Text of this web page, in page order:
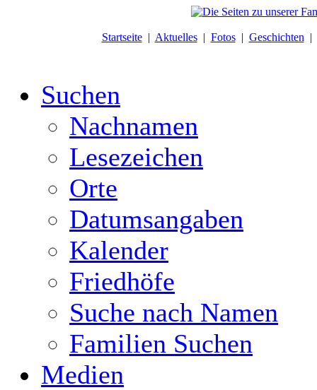
Startseite| Aktuelles| Fotos| Geschichten |
Suchen
Nachnamen
Lesezeichen
Orte
Datumsangaben
Kalender
Friedhöfe
Suche nach Namen
Familien Suchen
Medien